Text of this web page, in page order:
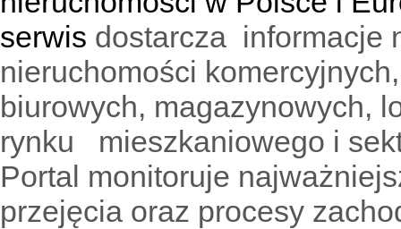
serwis dostarcza informacje
nieruchomości
biurowych, magazynowych,
rynku mieszkaniowego i
Portal monitoruje
przejęcia oraz procesy